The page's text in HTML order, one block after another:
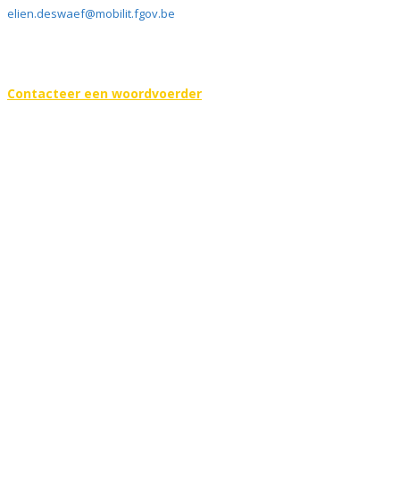
elien.deswaef@mobilit.fgov.be
Contacteer een woordvoerder